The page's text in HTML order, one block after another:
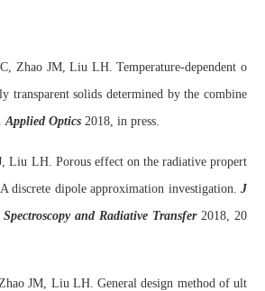
Zhao JM, Liu LH. Temperature-dependent o
transparent solids determined by the combine
Applied Optics 2018, in press.
Liu LH. Porous effect on the radiative propert
discrete dipole approximation investigation. J
and Radiative Transfer2018, 20
JM, Liu LH. General design method of ult